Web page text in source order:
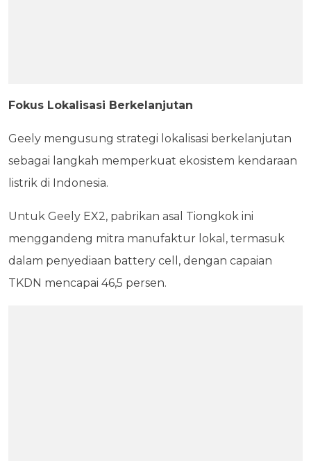
Fokus Lokalisasi Berkelanjutan
Geely mengusung strategi lokalisasi berkelanjutan
sebagai langkah memperkuat ekosistem kendaraan
listrik di Indonesia.
Untuk Geely EX2, pabrikan asal Tiongkok ini
menggandeng mitra manufaktur lokal, termasuk
dalam penyediaan battery cell, dengan capaian
TKDN mencapai 46,5 persen.